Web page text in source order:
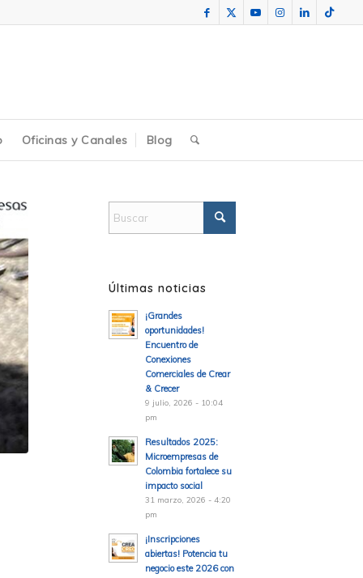
Oficinas y Canales Blog
Últimas noticias
¡Grandes
oportunidades!
Encuentro de
Conexiones
Comerciales de Crear
& Crecer
9 julio, 2026 - 10:04
pm
Resultados 2025:
Microempresas de
Colombia fortalece su
impacto social
31 marzo, 2026 - 4:20
pm
¡Inscripciones
abiertas! Potencia tu
negocio este 2026 con